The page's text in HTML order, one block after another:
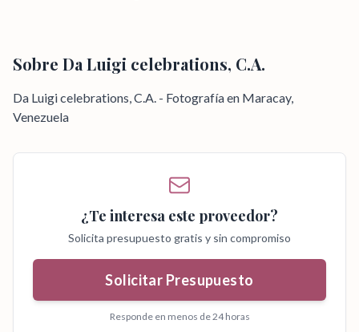
Sobre Da Luigi celebrations, C.A.
Da Luigi celebrations, C.A. - Fotografía en Maracay,
Venezuela
¿Te interesa este proveedor?
Solicita presupuesto gratis y sin compromiso
Solicitar Presupuesto
Responde en menos de 24 horas